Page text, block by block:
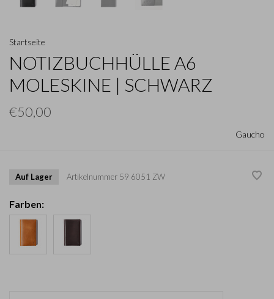
Startseite
NOTIZBUCHHÜLLE A6
MOLESKINE | SCHWARZ
€50,00
Gaucho
Auf Lager Artikelnummer 59 6051 ZW
Farben: